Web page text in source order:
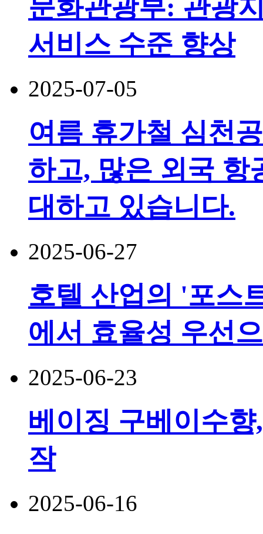
문화관광부: 관광
서비스 수준 향상
2025-07-05
여름 휴가철 심천
하고, 많은 외국 항
대하고 있습니다.
2025-06-27
호텔 산업의 '포스
에서 효율성 우선
2025-06-23
베이징 구베이수
작
2025-06-16